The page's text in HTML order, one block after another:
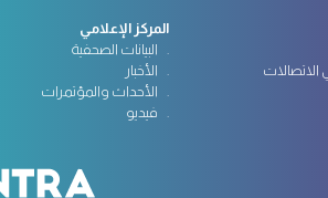
المركز الإعلامي
البيانات الصحفية
الأخبار
الأحداث والمؤتمرات
فيديو